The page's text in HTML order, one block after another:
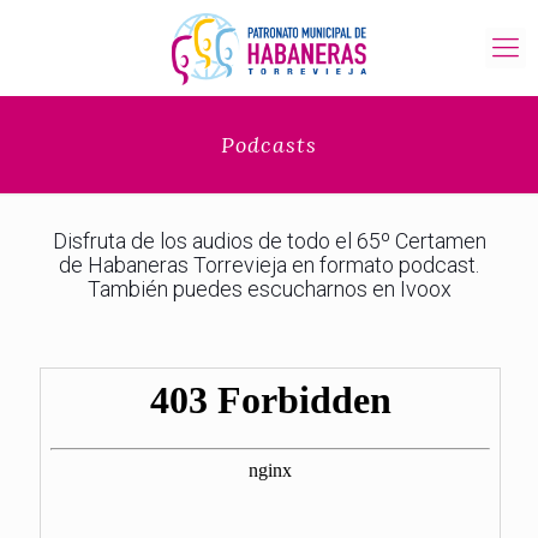
Podcasts
Disfruta de los audios de todo el 65º Certamen
de Habaneras Torrevieja en formato podcast.
También puedes escucharnos en Ivoox